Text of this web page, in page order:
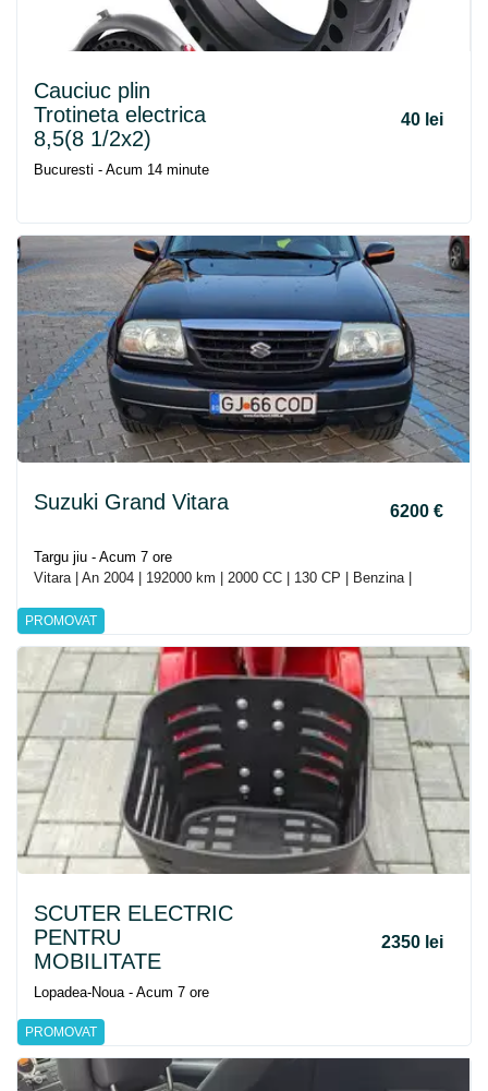
Cauciuc plin
Trotineta electrica
8,5(8 1/2x2)
40 lei
Bucuresti - Acum 14 minute
PROMOVAT
Suzuki Grand Vitara 6200 €
Targu jiu - Acum 7 ore
Vitara | An 2004 | 192000 km | 2000 CC | 130 CP | Benzina |
PROMOVAT
SCUTER ELECTRIC
PENTRU
MOBILITATE
2350 lei
Lopadea-Noua - Acum 7 ore